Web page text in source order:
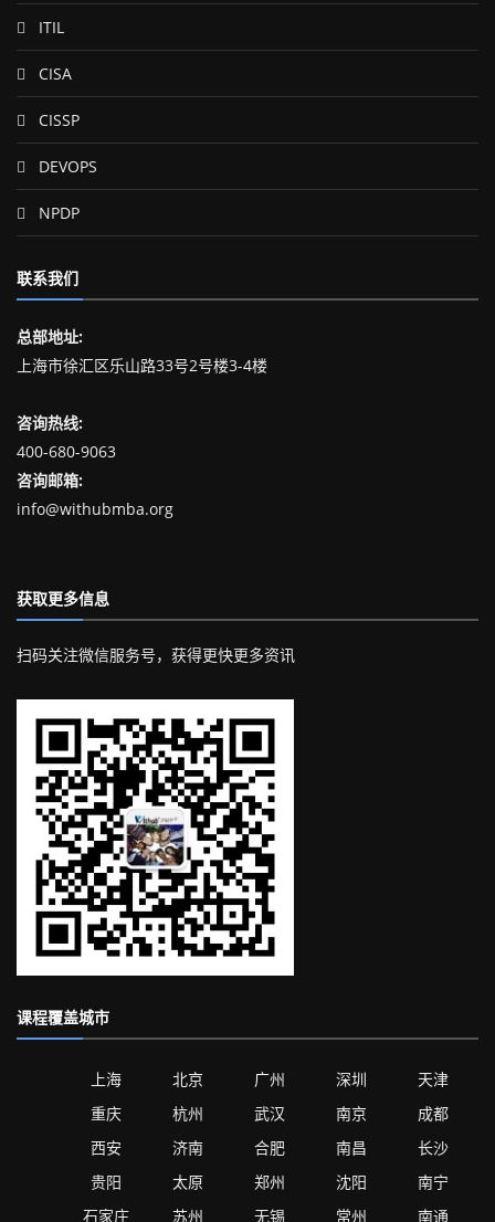
ITIL
CISA
CISSP
DEVOPS
NPDP
联系我们
总部地址:
上海市徐汇区乐山路33号2号楼3-4楼
咨询热线:
400-680-9063
咨询邮箱:
info@withubmba.org
获取更多信息
扫码关注微信服务号，获得更快更多资讯
课程覆盖城市
上海 北京 广州 深圳
天津
重庆
杭州 武汉 南京
成都
西安
济南 合肥 南昌
长沙
贵阳
太原 郑州 沈阳
南宁
石家庄
苏州 无锡 常州 南通